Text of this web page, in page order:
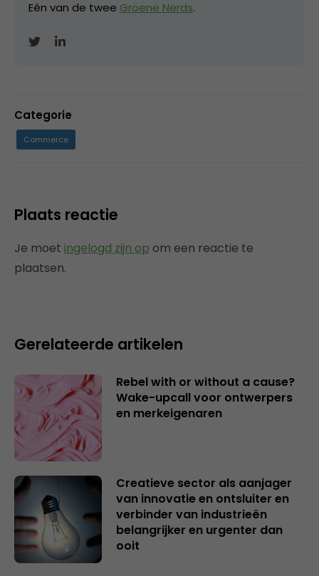
Eén van de twee Groene Nerds.
Categorie
Commerce
Plaats reactie
Je moet ingelogd zijn op om een reactie te
plaatsen.
Gerelateerde artikelen
Rebel with or without a cause?
Wake-upcall voor ontwerpers
en merkeigenaren
Creatieve sector als aanjager
van innovatie en ontsluiter en
verbinder van industrieën
belangrijker en urgenter dan
ooit